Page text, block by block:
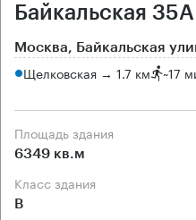
Байкальская 35А
Москва, Байкальская
Щелковская → 1.7 км ~17
Площадь здания
6349 кв.м
Класс здания
B